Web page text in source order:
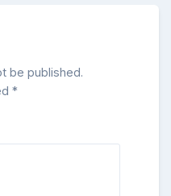
be published.
*